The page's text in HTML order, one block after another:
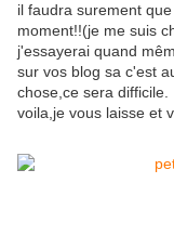
il faudra surement
moment!!(je me suis
j'essayerai quand
sur vos blog sa c'est
chose,ce sera difficile.
voila,je vous laisse et